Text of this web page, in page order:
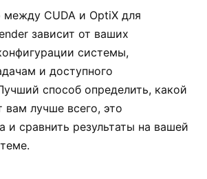
CUDA и OptiX для
зависит от ваших
системы,
и доступного
способ определить, какой
вам лучше всего, это
и сравнить результаты на вашей